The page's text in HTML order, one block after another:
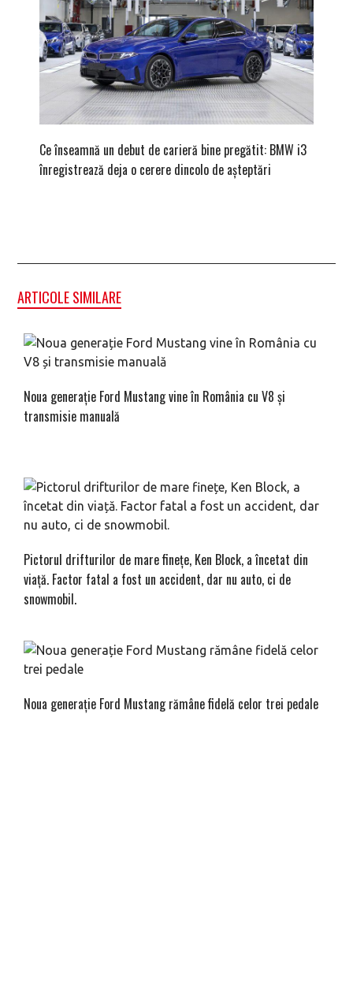
Ce înseamnă un debut de carieră bine pregătit: BMW i3
înregistrează deja o cerere dincolo de așteptări
ARTICOLE SIMILARE
Noua generație Ford Mustang vine în România cu V8 și
transmisie manuală
Pictorul drifturilor de mare finețe, Ken Block, a încetat din
viață. Factor fatal a fost un accident, dar nu auto, ci de
snowmobil.
Noua generație Ford Mustang rămâne fidelă celor trei pedale